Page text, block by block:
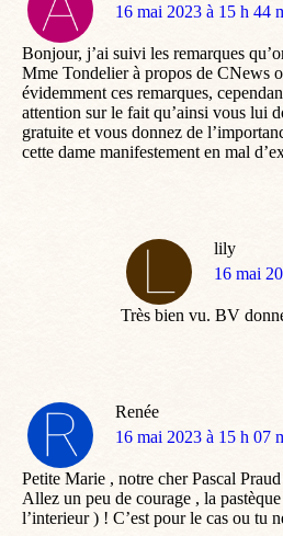
dit
16 mai 2023 à 15 h 44
Bonjour, j’ai suivi les remarques
Mme Tondelier à propos de CNews
évidemment ces remarques,
attention sur le fait qu’ainsi vous lui
gratuite et vous donnez de
cette dame manifestement en mal
lily
dit
16 mai
Très bien vu. BV
Renée
dit
16 mai 2023 à 15 h 07
Petite Marie , notre cher Pascal
Allez un peu de courage , la
l’interieur ) ! C’est pour le cas ou tu